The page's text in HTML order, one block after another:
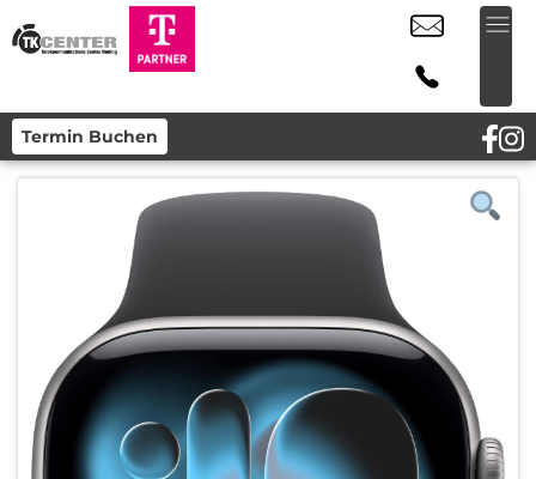
Termin Buchen